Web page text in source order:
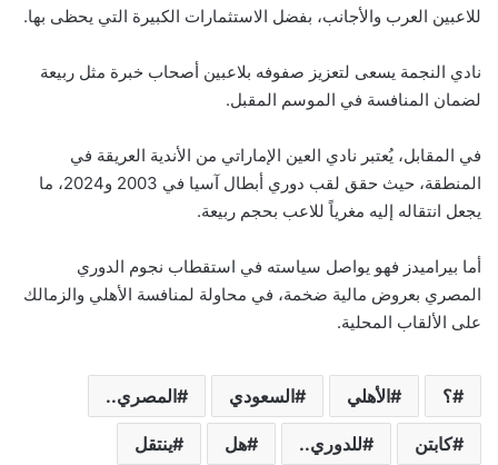
للاعبين العرب والأجانب، بفضل الاستثمارات الكبيرة التي يحظى بها.
نادي النجمة يسعى لتعزيز صفوفه بلاعبين أصحاب خبرة مثل ربيعة
لضمان المنافسة في الموسم المقبل.
في المقابل، يُعتبر نادي العين الإماراتي من الأندية العريقة في
المنطقة، حيث حقق لقب دوري أبطال آسيا في 2003 و2024، ما
يجعل انتقاله إليه مغرياً للاعب بحجم ربيعة.
أما بيراميدز فهو يواصل سياسته في استقطاب نجوم الدوري
المصري بعروض مالية ضخمة، في محاولة لمنافسة الأهلي والزمالك
على الألقاب المحلية.
؟ الأهلي السعودي المصري..
كابتن للدوري.. هل ينتقل